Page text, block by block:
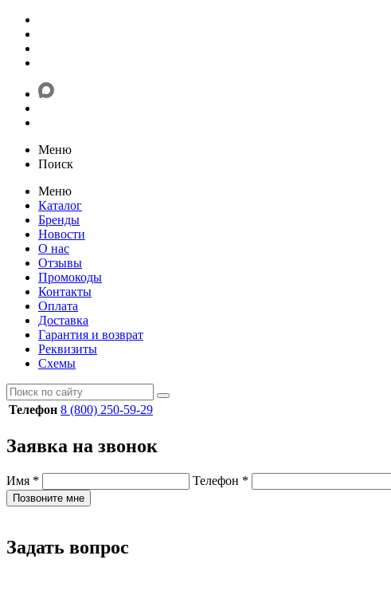
Меню
Поиск
Меню
Каталог
Бренды
Новости
О нас
Отзывы
Промокоды
Контакты
Оплата
Доставка
Гарантия и возврат
Реквизиты
Схемы
Телефон 8 (800) 250-59-29
Заявка на звонок
Имя * Телефон *
Позвоните мне
Задать вопрос